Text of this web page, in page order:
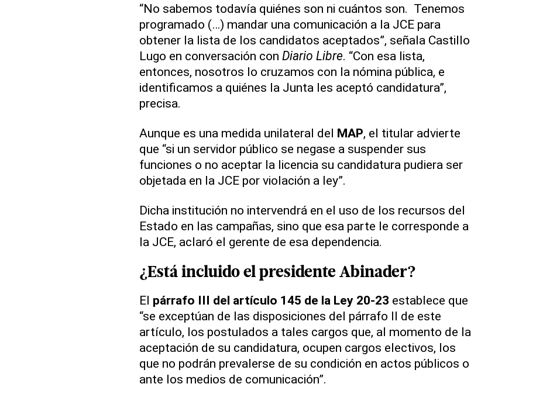
“No sabemos todavía quiénes son ni cuántos son. Tenemos
programado (…) mandar una comunicación a la JCE para
obtener la lista de los candidatos aceptados”, señala Castillo
Lugo en conversación con Diario Libre. “Con esa lista,
entonces, nosotros lo cruzamos con la nómina pública, e
identificamos a quiénes la Junta les aceptó candidatura”,
precisa.
Aunque es una medida unilateral del MAP, el titular advierte
que “si un servidor público se negase a suspender sus
funciones o no aceptar la licencia su candidatura pudiera ser
objetada en la JCE por violación a ley”.
Dicha institución no intervendrá en el uso de los recursos del
Estado en las campañas, sino que esa parte le corresponde a
la JCE, aclaró el gerente de esa dependencia.
¿Está incluido el presidente Abinader?
El párrafo III del artículo 145 de la Ley 20-23 establece que
“se exceptúan de las disposiciones del párrafo II de este
artículo, los postulados a tales cargos que, al momento de la
aceptación de su candidatura, ocupen cargos electivos, los
que no podrán prevalerse de su condición en actos públicos o
ante los medios de comunicación”.